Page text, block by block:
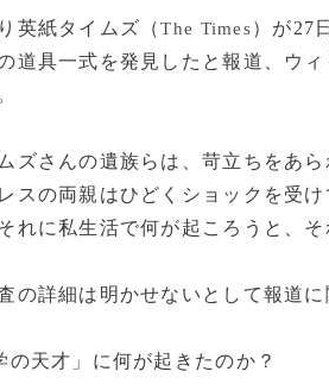
英紙タイムズ（The Times）が27
道具一式を発見したと報道、ウ
ズさんの遺族らは、苛立ちをあ
スの両親はひどくショックを受
れに私生活で何が起ころうと、
詳細は明かせないとして報道に
の天才」に何が起きたのか？